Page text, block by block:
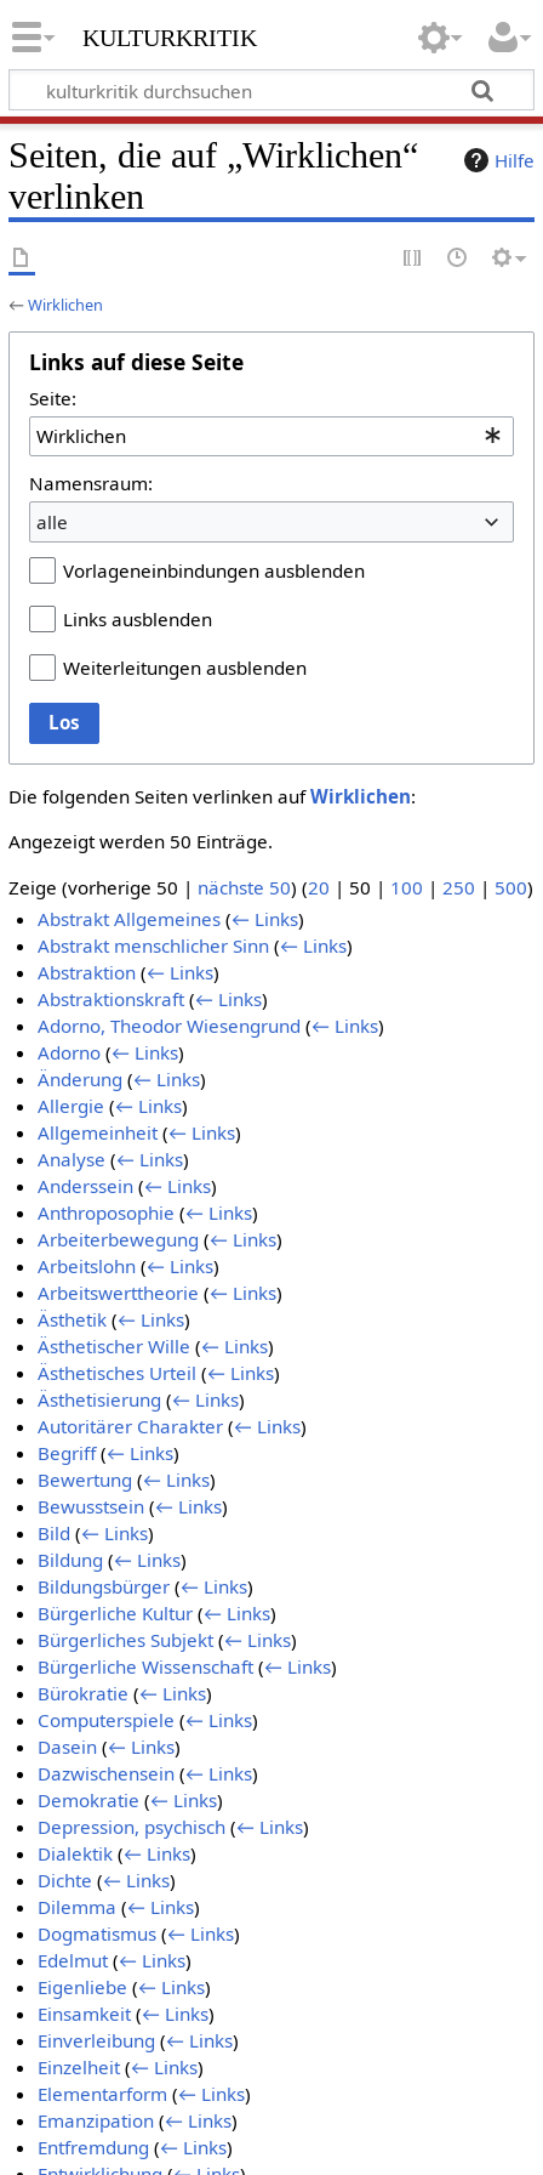
kulturkritik
Hilfe
Seiten, die auf „Wirklichen“
verlinken
←Wirklichen
Links auf diese Seite
Seite:
Namensraum:
alle
Vorlageneinbindungen ausblenden
Links ausblenden
Weiterleitungen ausblenden
Los
Die folgenden Seiten verlinken aufWirklichen:
Angezeigt werden 50 Einträge.
Zeige (vorherige 50 | nächste 50) (20 | 50 | 100 | 250 | 500)
Abstrakt Allgemeines (← Links)
Abstrakt menschlicher Sinn (← Links)
Abstraktion (← Links)
Abstraktionskraft (← Links)
Adorno, Theodor Wiesengrund (← Links)
Adorno (← Links)
Änderung (← Links)
Allergie (← Links)
Allgemeinheit (← Links)
Analyse (← Links)
Anderssein (← Links)
Anthroposophie (← Links)
Arbeiterbewegung (← Links)
Arbeitslohn (← Links)
Arbeitswerttheorie (← Links)
Ästhetik (← Links)
Ästhetischer Wille (← Links)
Ästhetisches Urteil (← Links)
Ästhetisierung (← Links)
Autoritärer Charakter (← Links)
Begriff (← Links)
Bewertung (← Links)
Bewusstsein (← Links)
Bild (← Links)
Bildung (← Links)
Bildungsbürger (← Links)
Bürgerliche Kultur (← Links)
Bürgerliches Subjekt (← Links)
Bürgerliche Wissenschaft (← Links)
Bürokratie (← Links)
Computerspiele (← Links)
Dasein (← Links)
Dazwischensein (← Links)
Demokratie (← Links)
Depression, psychisch (← Links)
Dialektik (← Links)
Dichte (← Links)
Dilemma (← Links)
Dogmatismus (← Links)
Edelmut (← Links)
Eigenliebe (← Links)
Einsamkeit (← Links)
Einverleibung (← Links)
Einzelheit (← Links)
Elementarform (← Links)
Emanzipation (← Links)
Entfremdung (← Links)